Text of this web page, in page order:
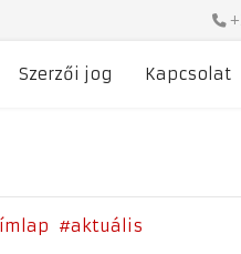
Szerzői jog Kapcsolat
aktuális